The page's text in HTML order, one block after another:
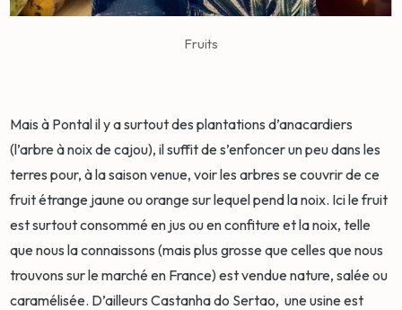
Fruits
Mais à Pontal il y a surtout des plantations d’anacardiers
(l’arbre à noix de cajou), il suffit de s’enfoncer un peu dans les
terres pour, à la saison venue, voir les arbres se couvrir de ce
fruit étrange jaune ou orange sur lequel pend la noix. Ici le fruit
est surtout consommé en jus ou en confiture et la noix, telle
que nous la connaissons (mais plus grosse que celles que nous
trouvons sur le marché en France) est vendue nature, salée ou
caramélisée. D’ailleurs Castanha do Sertao, une usine est